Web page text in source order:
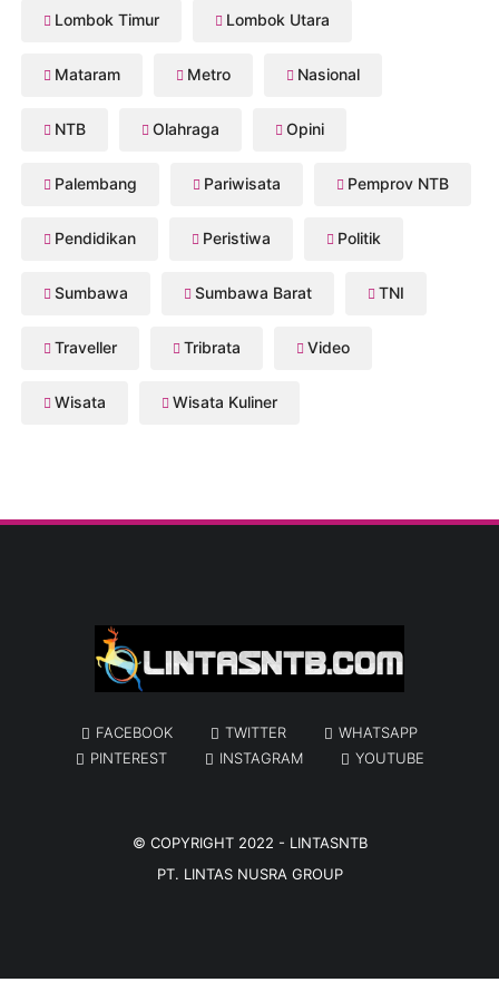
Lombok Timur Lombok Utara
Mataram Metro Nasional
NTB Olahraga Opini
Palembang Pariwisata Pemprov NTB
Pendidikan Peristiwa Politik
Sumbawa Sumbawa Barat TNI
Traveller Tribrata Video
Wisata Wisata Kuliner
FACEBOOK TWITTER
WHATSAPP
PINTEREST
INSTAGRAM YOUTUBE
© COPYRIGHT 2022 - LINTASNTB
PT. LINTAS NUSRA GROUP